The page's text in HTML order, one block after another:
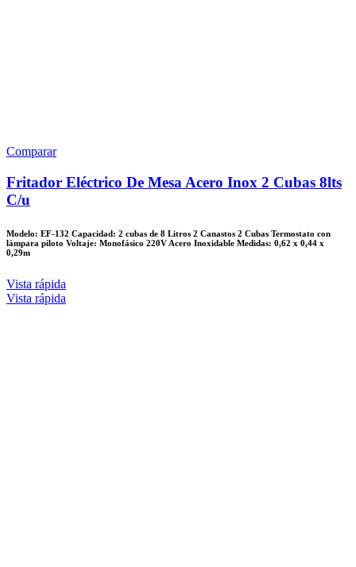
Comparar
Fritador Eléctrico De Mesa Acero Inox 2 Cubas 8lts
C/u
Modelo: EF-132 Capacidad: 2 cubas de 8 Litros 2 Canastos 2 Cubas Termostato con
lámpara piloto Voltaje: Monofásico 220V Acero Inoxidable Medidas: 0,62 x 0,44 x
0,29m
Vista rápida
Vista rápida